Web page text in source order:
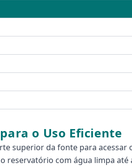
o Uso Eficiente
superior da fonte para acessar
reservatório com água limpa